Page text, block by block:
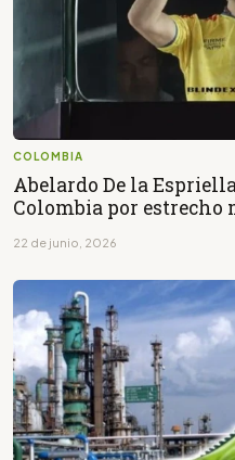
COLOMBIA
Abelardo De la
Colombia por estrecho
22 de junio, 2026